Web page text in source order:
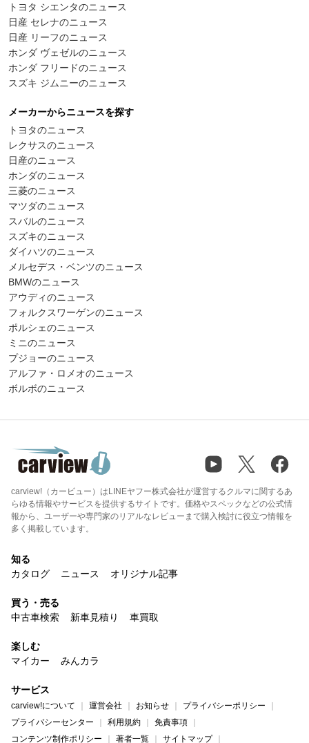
トヨタ シエンタのニュース
日産 セレナのニュース
日産 リーフのニュース
ホンダ ヴェゼルのニュース
ホンダ フリードのニュース
スズキ ジムニーのニュース
メーカーからニュースを探す
トヨタのニュース
レクサスのニュース
日産のニュース
ホンダのニュース
三菱のニュース
マツダのニュース
スバルのニュース
スズキのニュース
ダイハツのニュース
メルセデス・ベンツのニュース
BMWのニュース
アウディのニュース
フォルクスワーゲンのニュース
ポルシェのニュース
ミニのニュース
プジョーのニュース
アルファ・ロメオのニュース
ボルボのニュース
carview!（カービュー）はLINEヤフー株式会社が運営するクルマに関するあ
らゆる情報やサービスを提供するサイトです。価格やスペックなどの公式情
報から、ユーザーや専門家のリアルなレビューまで購入検討に役立つ情報を
多く掲載しています。
知る
カタログ
ニュース オリジナル記事
買う・売る
中古車検索
新車見積り 車買取
楽しむ
マイカー
みんカラ
サービス
carview!について 運営会社 お知らせ
プライバシーポリシー
プライバシーセンター
利用規約
免責事項
コンテンツ制作ポリシー
著者一覧 サイトマップ